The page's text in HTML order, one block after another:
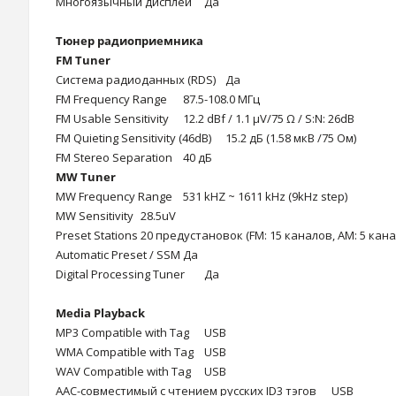
Тюнер радиоприемника
FM Tuner
Система радиоданных (RDS)
Да
FM Frequency Range
87.5-108.0 МГц
FM Usable Sensitivity
12.2 dBf / 1.1 µV/75 Ω / S:N: 26dB
FM Quieting Sensitivity (46dB)
15.2 дБ (1.58 мкВ /75 Ом)
FM Stereo Separation
40 дБ
MW Tuner
MW Frequency Range
531 kHZ ~ 1611 kHz (9kHz step)
MW Sensitivity 28.5uV
Preset Stations 20 предустановок (FM: 15 каналов, AM: 5
Automatic Preset / SSM Да
Digital Processing Tuner
Да
Media Playback
MP3 Compatible with Tag
USB
WMA Compatible with Tag
USB
WAV Compatible with Tag
USB
AAC-совместимый c чтением русских ID3 тэгов
USB